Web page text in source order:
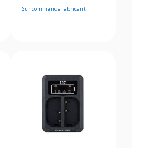
Sur commande fabricant